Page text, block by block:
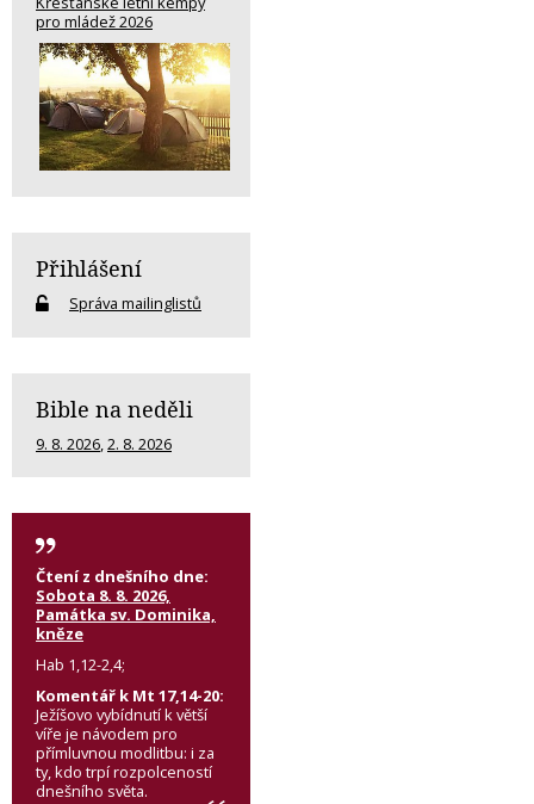
pro mládež 2026
Přihlášení
Správa mailinglistů
Bible na neděli
9. 8. 2026,2. 8. 2026
Čtení z dnešního dne:
Sobota 8. 8. 2026,
Památka sv. Dominika,
kněze
Hab 1,12-2,4;
Komentář k Mt 17,14-20:
Ježíšovo vybídnutí k větší
víře je návodem pro
přímluvnou modlitbu: i za
ty, kdo trpí rozpolceností
dnešního světa.